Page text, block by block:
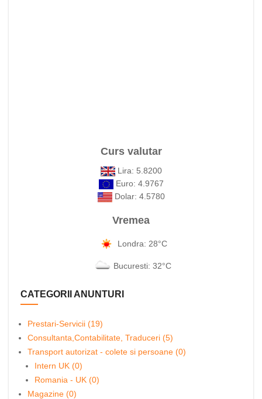
Curs valutar
Lira: 5.8200
Euro: 4.9767
Dolar: 4.5780
Vremea
Londra: 28°C
Bucuresti: 32°C
CATEGORII ANUNTURI
Prestari-Servicii (19)
Consultanta,Contabilitate, Traduceri (5)
Transport autorizat - colete si persoane (0)
Intern UK (0)
Romania - UK (0)
Magazine (0)